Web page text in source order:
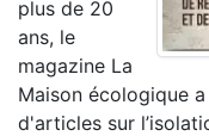
plus de 20
ans, le
magazine La
Maison écologique
d'articles sur